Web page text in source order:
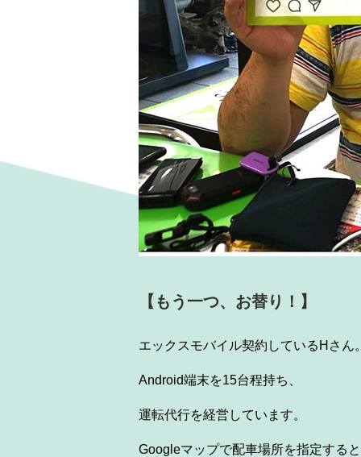
【もう一つ、お替り！】
エックスモバイル契約しているH さん
Android端末を15台程持ち、
運転代行を経営しています。
Googleマップで配車場所を指定する と